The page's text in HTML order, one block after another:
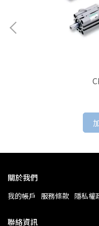
關於我們
我的帳戶 服務條款 隱私權
聯絡資訊